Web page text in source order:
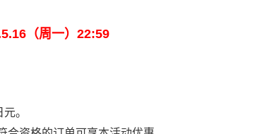
（周一）22:59
。